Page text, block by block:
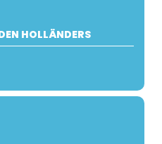
HOLLÄNDERS